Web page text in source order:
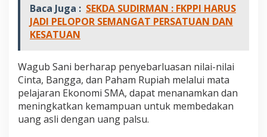
Baca Juga : SEKDA SUDIRMAN : FKPPI HARUS
JADI PELOPOR SEMANGAT PERSATUAN DAN
KESATUAN
Wagub Sani berharap penyebarluasan nilai-nilai
Cinta, Bangga, dan Paham Rupiah melalui mata
pelajaran Ekonomi SMA, dapat menanamkan dan
meningkatkan kemampuan untuk membedakan
uang asli dengan uang palsu.